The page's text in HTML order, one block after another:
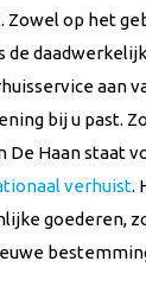
. Zowel op het
de
aan
bij u past.
De Haan staat
verhuist.
goederen,